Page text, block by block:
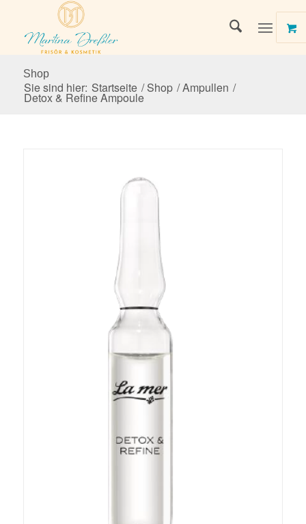
Shop
Sie sind hier: Startseite / Shop /Ampullen /
Detox & Refine Ampoule